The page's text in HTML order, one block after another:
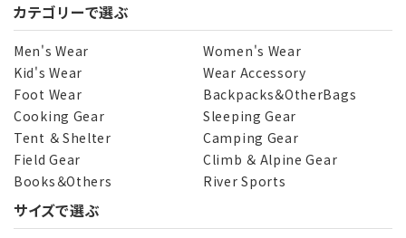
キーワード
カテゴリー
検索する
カテゴリーで選ぶ
Men's Wear
Women's Wear
Kid's Wear
Wear Accessory
Foot Wear
Backpacks＆OtherBags
Cooking Gear
Sleeping Gear
Tent ＆ Shelter
Camping Gear
Field Gear
Climb ＆ Alpine Gear
Books＆Others
River Sports
サイズで選ぶ